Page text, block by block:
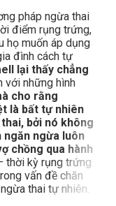
pháp ngừa thai
điểm rụng trứng,
họ muốn áp dụng
đình cách tự
lại thấy chẳng
với những hình
cho rằng
là bất tự nhiên
thai, bởi nó không
ngăn ngừa luôn
chồng qua hành
thời kỳ rụng trứng
vấn đề chăn
thai tự nhiên.